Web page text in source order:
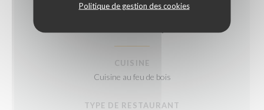
Politique de gestion des cookies
CUISINE
Cuisine au feu de bois
TYPE DE RESTAURANT